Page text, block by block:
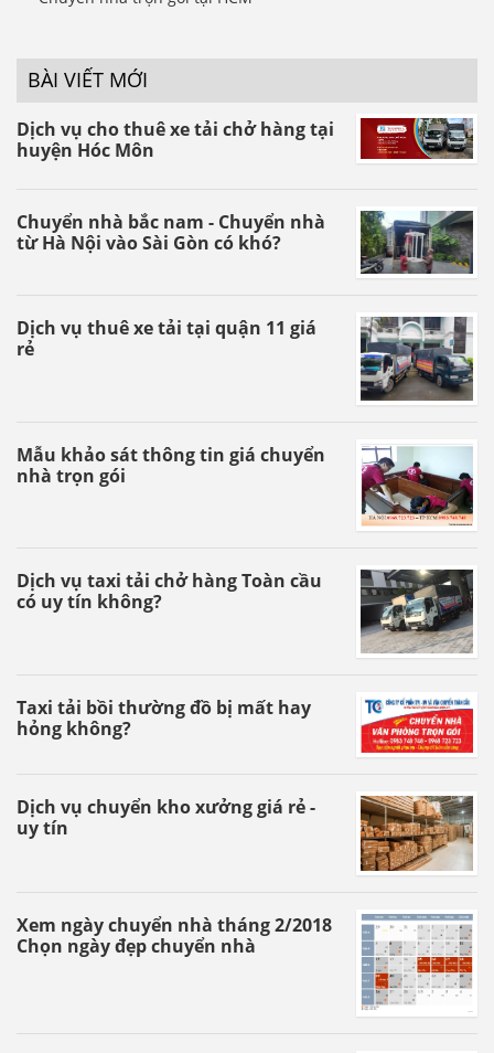
BÀI VIẾT MỚI
Dịch vụ cho thuê xe tải chở hàng tại
huyện Hóc Môn
Chuyển nhà bắc nam - Chuyển nhà
từ Hà Nội vào Sài Gòn có khó?
Dịch vụ thuê xe tải tại quận 11 giá
rẻ
Mẫu khảo sát thông tin giá chuyển
nhà trọn gói
Dịch vụ taxi tải chở hàng Toàn cầu
có uy tín không?
Taxi tải bồi thường đồ bị mất hay
hỏng không?
Dịch vụ chuyển kho xưởng giá rẻ -
uy tín
Xem ngày chuyển nhà tháng 2/2018
Chọn ngày đẹp chuyển nhà